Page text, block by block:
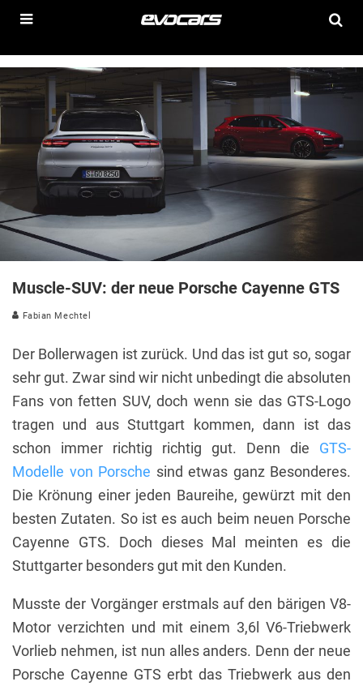
Muscle-SUV: der neue Porsche Cayenne GTS
Fabian Mechtel
Der Bollerwagen ist zurück. Und das ist gut so, sogar
sehr gut. Zwar sind wir nicht unbedingt die absoluten
Fans von fetten SUV, doch wenn sie das GTS-Logo
tragen und aus Stuttgart kommen, dann ist das
schon immer richtig richtig gut. Denn die GTS-
Modelle von Porsche sind etwas ganz Besonderes.
Die Krönung einer jeden Baureihe, gewürzt mit den
besten Zutaten. So ist es auch beim neuen Porsche
Cayenne GTS. Doch dieses Mal meinten es die
Stuttgarter besonders gut mit den Kunden.
Musste der Vorgänger erstmals auf den bärigen V8-
Motor verzichten und mit einem 3,6l V6-Triebwerk
Vorlieb nehmen, ist nun alles anders. Denn der neue
Porsche Cayenne GTS erbt das Triebwerk aus den